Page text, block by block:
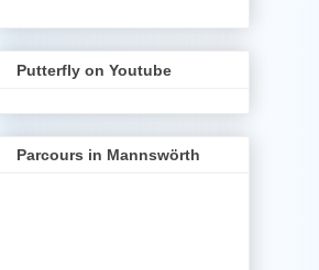
Putterfly on Youtube
Parcours in Mannswörth